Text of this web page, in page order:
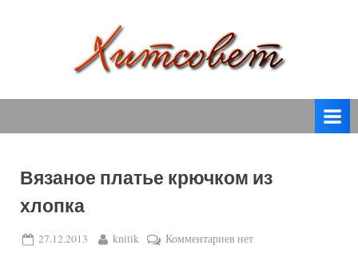
т
о
е
спицами,
крючком,
вязаные
модели
описанием
Вязаное платье крючком из
хлопка
Posted
27.12.2013 By
knitik Комментариевкнет